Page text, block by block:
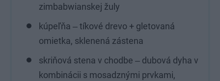
zimbabwianskej žuly
kúpeľňa ‒ tíkové drevo + gletovaná
omietka, sklenená zástena
skriňová stena v chodbe ‒ dubová dyha v
kombinácii s mosadznými prvkami,